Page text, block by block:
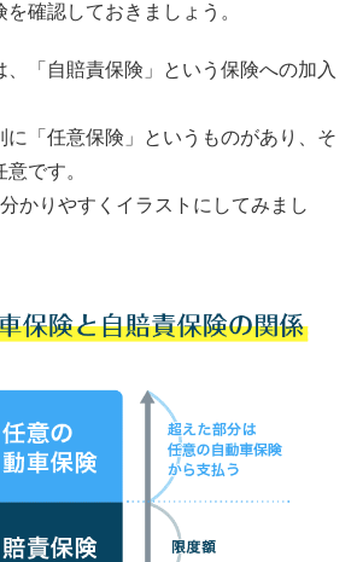
確認しておきましょう。
、「自賠責保険」という保険への加入
に「任意保険」というものがあり、そ
です。
かりやすくイラストにしてみまし